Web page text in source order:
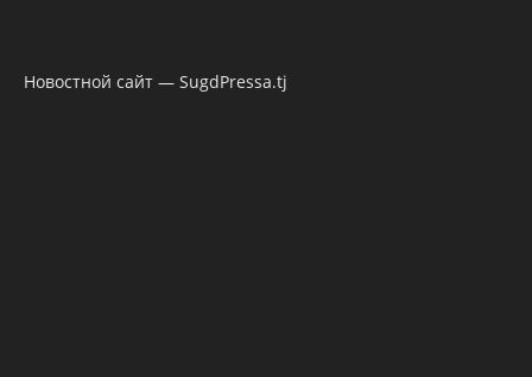
Новостной сайт — SugdPressa.tj